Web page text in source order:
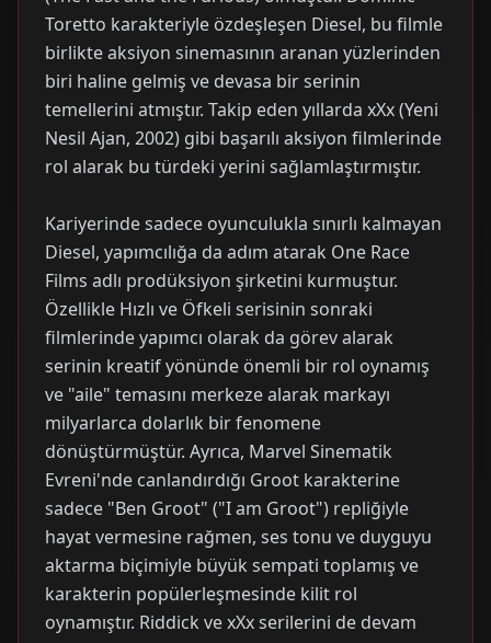
Toretto karakteriyle özdeşleşen Diesel, bu filmle
birlikte aksiyon sinemasının aranan yüzlerinden
biri haline gelmiş ve devasa bir serinin
temellerini atmıştır. Takip eden yıllarda xXx (Yeni
Nesil Ajan, 2002) gibi başarılı aksiyon filmlerinde
rol alarak bu türdeki yerini sağlamlaştırmıştır.
Kariyerinde sadece oyunculukla sınırlı kalmayan
Diesel, yapımcılığa da adım atarak One Race
Films adlı prodüksiyon şirketini kurmuştur.
Özellikle Hızlı ve Öfkeli serisinin sonraki
filmlerinde yapımcı olarak da görev alarak
serinin kreatif yönünde önemli bir rol oynamış
ve "aile" temasını merkeze alarak markayı
milyarlarca dolarlık bir fenomene
dönüştürmüştür. Ayrıca, Marvel Sinematik
Evreni'nde canlandırdığı Groot karakterine
sadece "Ben Groot" ("I am Groot") repliğiyle
hayat vermesine rağmen, ses tonu ve duyguyu
aktarma biçimiyle büyük sempati toplamış ve
karakterin popülerleşmesinde kilit rol
oynamıştır. Riddick ve xXx serilerini de devam